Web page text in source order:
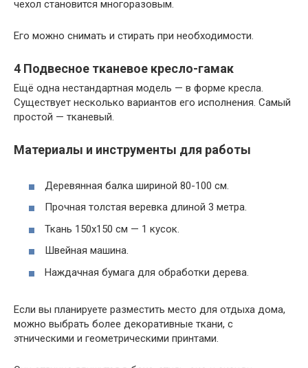
чехол становится многоразовым.
Его можно снимать и стирать при необходимости.
4 Подвесное тканевое кресло-гамак
Ещё одна нестандартная модель — в форме кресла.
Существует несколько вариантов его исполнения. Самый
простой — тканевый.
Материалы и инструменты для работы
Деревянная балка шириной 80-100 см.
Прочная толстая веревка длиной 3 метра.
Ткань 150х150 см — 1 кусок.
Швейная машина.
Наждачная бумага для обработки дерева.
Если вы планируете разместить место для отдыха дома,
можно выбрать более декоративные ткани, с
этническими и геометрическими принтами.